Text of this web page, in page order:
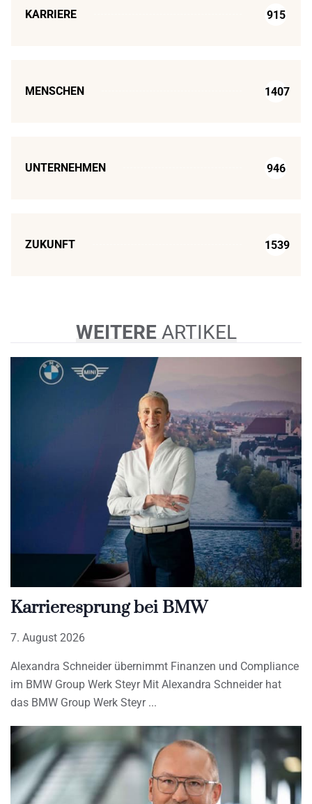
KARRIERE 915
MENSCHEN 1407
UNTERNEHMEN 946
ZUKUNFT 1539
WEITEREARTIKEL
Karrieresprung bei BMW
7. August 2026
Alexandra Schneider übernimmt Finanzen und Compliance
im BMW Group Werk Steyr Mit Alexandra Schneider hat
das BMW Group Werk Steyr